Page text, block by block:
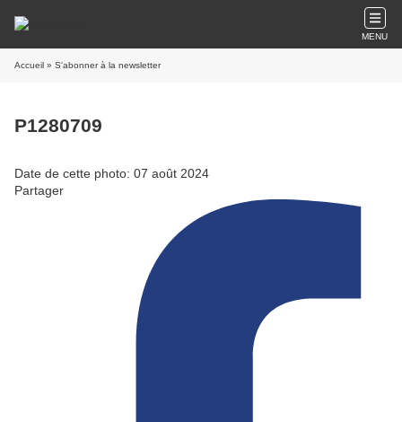
MENU
Accueil » S'abonner à la newsletter
P1280709
Date de cette photo: 07 août 2024
Partager